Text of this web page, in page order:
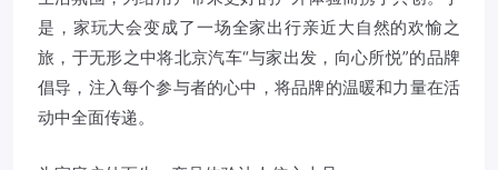
是，家玩大会变成了一场全家出行亲近大自然的欢愉之
旅，于无形之中将北京汽车“与家出发，向心所悦”的品牌
倡导，注入每个参与者的心中，将品牌的温暖和力量在活
动中全面传递。